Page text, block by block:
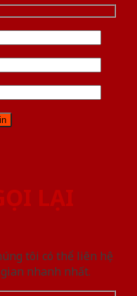
LẠI
tôi có thể liên hệ
nhanh nhất.